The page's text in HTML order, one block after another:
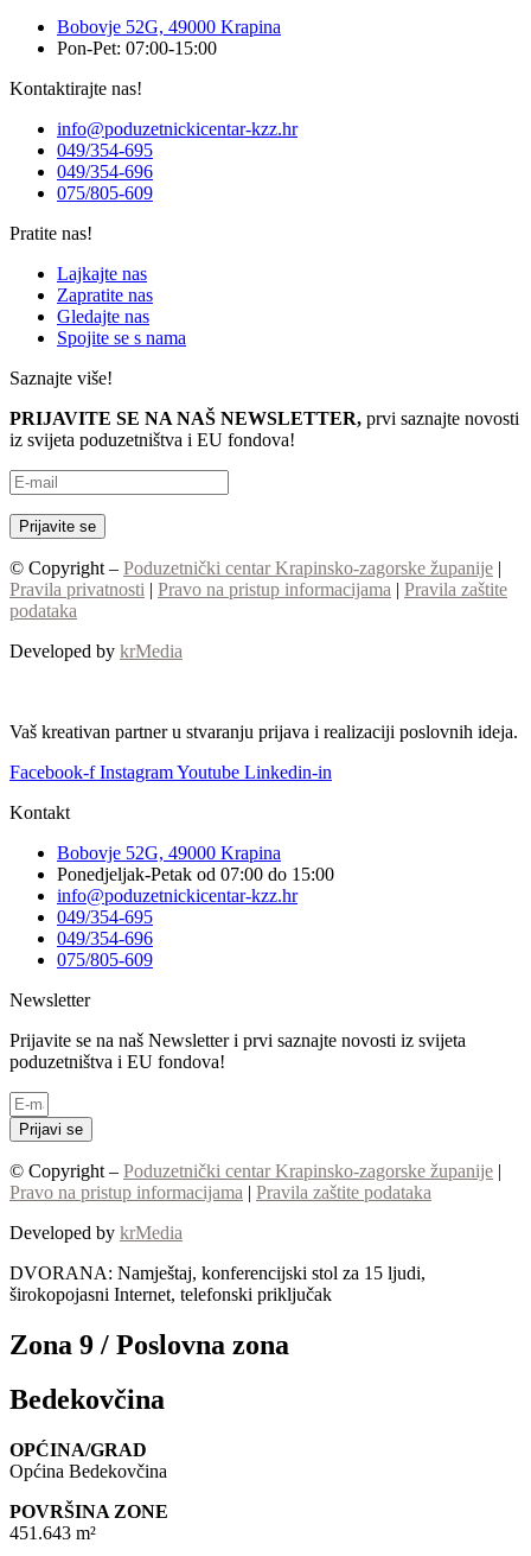
Bobovje 52G, 49000 Krapina
Pon-Pet: 07:00-15:00
Kontaktirajte nas!
info@poduzetnickicentar-kzz.hr
049/354-695
049/354-696
075/805-609
Pratite nas!
Lajkajte nas
Zapratite nas
Gledajte nas
Spojite se s nama
Saznajte više!
PRIJAVITE SE NA NAŠ NEWSLETTER, prvi saznajte novosti
iz svijeta poduzetništva i EU fondova!
© Copyright – Poduzetnički centar Krapinsko-zagorske županije |
Pravila privatnosti | Pravo na pristup informacijama | Pravila zaštite
podataka
Developed by krMedia
Vaš kreativan partner u stvaranju prijava i realizaciji poslovnih ideja.
Facebook-f InstagramYoutube Linkedin-in
Kontakt
Bobovje 52G, 49000 Krapina
Ponedjeljak-Petak od 07:00 do 15:00
info@poduzetnickicentar-kzz.hr
049/354-695
049/354-696
075/805-609
Newsletter
Prijavite se na naš Newsletter i prvi saznajte novosti iz svijeta
poduzetništva i EU fondova!
Prijavi se
© Copyright – Poduzetnički centar Krapinsko-zagorske županije |
Pravo na pristup informacijama | Pravila zaštite podataka
Developed by krMedia
DVORANA: Namještaj, konferencijski stol za 15 ljudi,
širokopojasni Internet, telefonski priključak
Zona 9 / Poslovna zona
Bedekovčina
OPĆINA/GRAD
Općina Bedekovčina
POVRŠINA ZONE
451.643 m²